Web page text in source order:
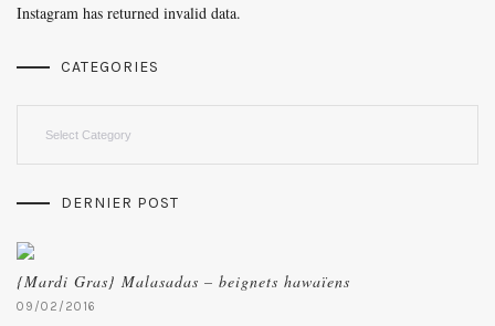
Instagram has returned invalid data.
CATEGORIES
DERNIER POST
{Mardi Gras} Malasadas – beignets hawaïens
09/02/2016